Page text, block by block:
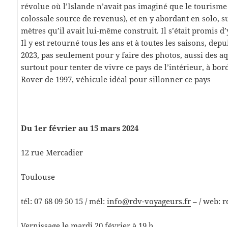
révolue où l’Islande n’avait pas imaginé que le
colossale source de revenus), et en y abordant en solo,
mètres qu’il avait lui-même construit. Il s’était promis
Il y est retourné tous les ans et à toutes les saisons,
2023, pas seulement pour y faire des photos, aussi des
surtout pour tenter de vivre ce pays de l’intérieur, à
Rover de 1997, véhicule idéal pour sillonner ce pays
Du 1er février au 15 mars 2024
12 rue Mercadier
Toulouse
tél: 07 68 09 50 15 / mél:info@rdv-voyageurs.fr – / web: